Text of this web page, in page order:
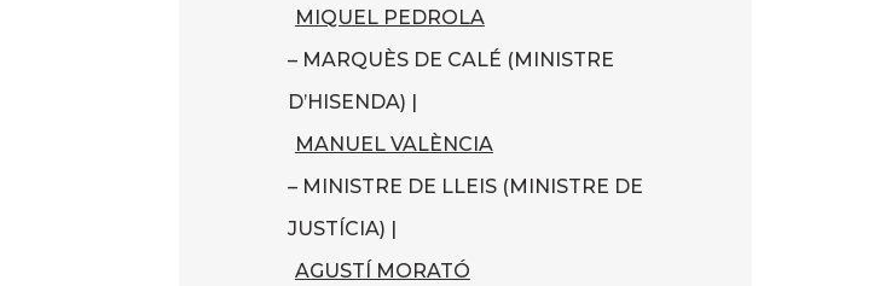
MIQUEL PEDROLA
– MARQUÈS DE CALÉ (MINISTRE
D’HISENDA) |
MANUEL VALÈNCIA
– MINISTRE DE LLEIS (MINISTRE DE
JUSTÍCIA) |
AGUSTÍ MORATÓ